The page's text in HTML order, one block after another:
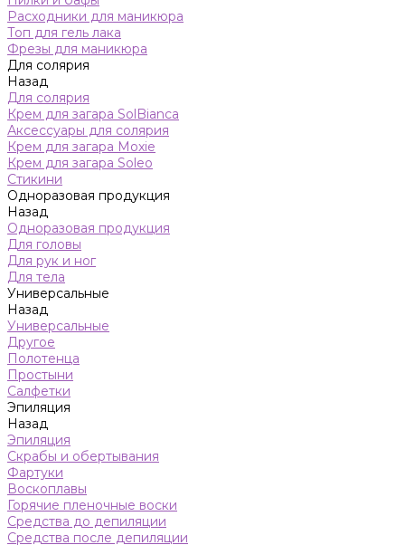
Расходники для маникюра
Топ для гель лака
Фрезы для маникюра
Для солярия
Назад
Для солярия
Крем для загара SolBianca
Аксессуары для солярия
Крем для загара Moxie
Крем для загара Soleo
Стикини
Одноразовая продукция
Назад
Одноразовая продукция
Для головы
Для рук и ног
Для тела
Универсальные
Назад
Универсальные
Другое
Полотенца
Простыни
Салфетки
Эпиляция
Назад
Эпиляция
Скрабы и обертывания
Фартуки
Воскоплавы
Горячие пленочные воски
Средства до депиляции
Средства после депиляции